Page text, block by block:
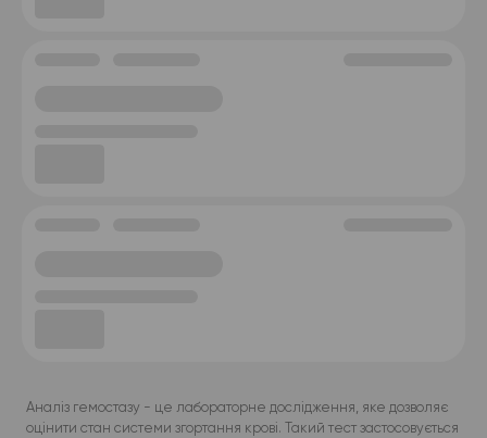
Аналіз гемостазу - це лабораторне дослідження, яке дозволяє
оцінити стан системи згортання крові. Такий тест застосовується